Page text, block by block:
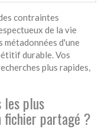
contraintes
de la vie
métadonnées d'une
durable. Vos
plus rapides,
les plus
fichier partagé ?